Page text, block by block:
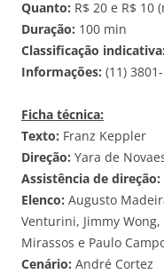
Quanto: R$ 20 e R$ 10
Duração: 100 min
Classificação indicativa:
Informações: (11)
Ficha técnica:
Texto: Franz Keppler
Direção: Yara de
Assistência de direção:
Elenco: Augusto
Venturini, Jimmy
Mirassos e Paulo
Cenário: André Cortez